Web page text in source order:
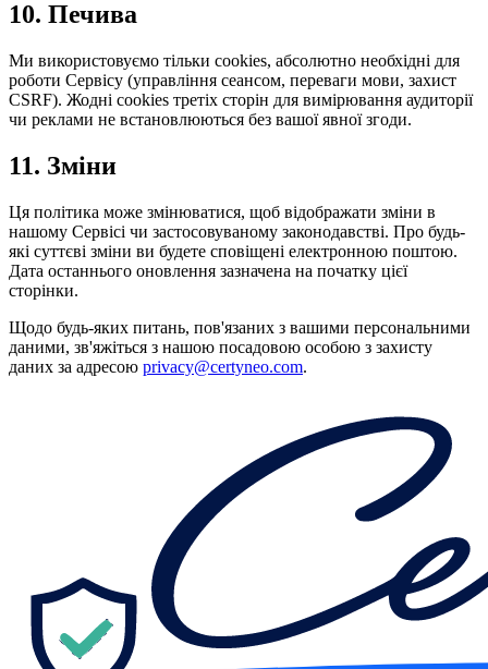
10. Печива
Ми використовуємо тільки cookies, абсолютно необхідні для
роботи Сервісу (управління сеансом, переваги мови, захист
CSRF). Жодні cookies третіх сторін для вимірювання аудиторії
чи реклами не встановлюються без вашої явної згоди.
11. Зміни
Ця політика може змінюватися, щоб відображати зміни в
нашому Сервісі чи застосовуваному законодавстві. Про будь-
які суттєві зміни ви будете сповіщені електронною поштою.
Дата останнього оновлення зазначена на початку цієї
сторінки.
Щодо будь-яких питань, пов'язаних з вашими персональними
даними, зв'яжіться з нашою посадовою особою з захисту
даних за адресою privacy@certyneo.com.